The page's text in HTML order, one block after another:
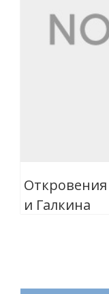
и Галкина